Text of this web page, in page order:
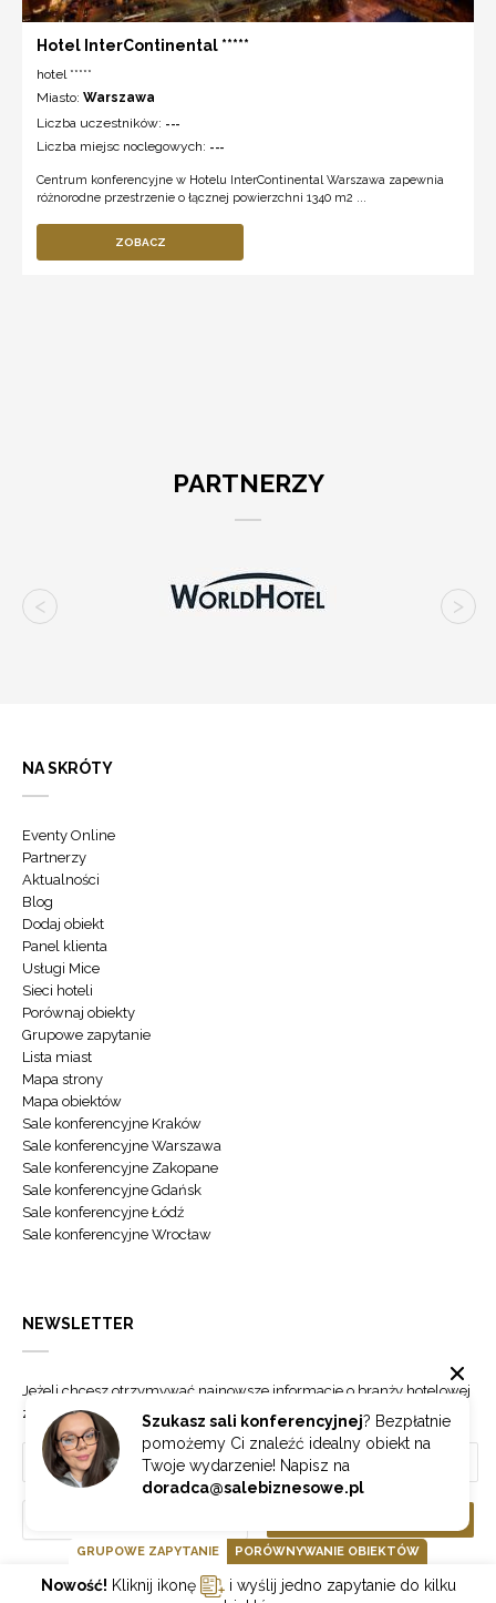
Hotel InterContinental *****
hotel *****
Miasto: Warszawa
Liczba uczestników: ---
Liczba miejsc noclegowych: ---
Centrum konferencyjne w Hotelu InterContinental Warszawa zapewnia
różnorodne przestrzenie o łącznej powierzchni 1340 m2 ...
ZOBACZ
PARTNERZY
Szukasz sali konferencyjnej? Bezpłatnie
pomożemy Ci znaleźć idealny obiekt na
Twoje wydarzenie! Napisz na
doradca@salebiznesowe.pl
NA SKRÓTY
Eventy Online
Partnerzy
Aktualności
Blog
Dodaj obiekt
Panel klienta
Usługi Mice
Sieci hoteli
Porównaj obiekty
Grupowe zapytanie
Lista miast
Mapa strony
Mapa obiektów
Sale konferencyjne Kraków
Sale konferencyjne Warszawa
Sale konferencyjne Zakopane
Sale konferencyjne Gdańsk
Sale konferencyjne Łódź
Sale konferencyjne Wrocław
NEWSLETTER
Jeżeli chcesz otrzymywać najnowsze informacje o branży hotelowej
zapisz się do naszego newslettera.
GRUPOWE ZAPYTANIE PORÓWNYWANIE OBIEKTÓW
Nowość! Kliknij ikonę
i wyślij jedno zapytanie do kilku